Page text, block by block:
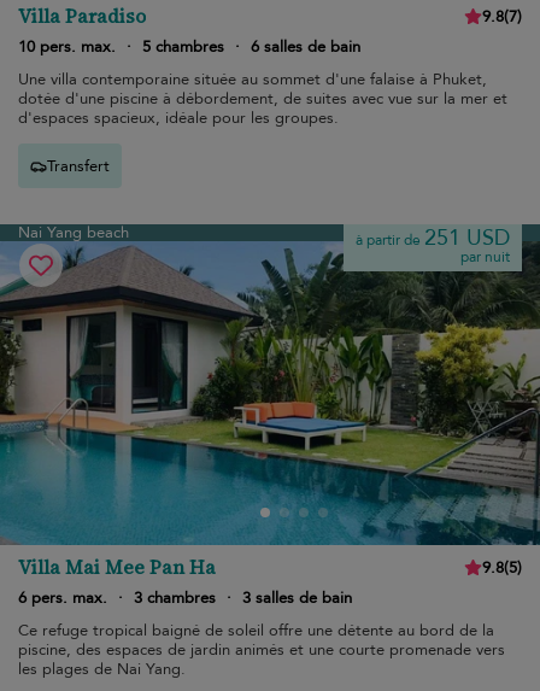
Villa Paradiso 9.8(7)
10 pers. max.
· 5 chambres · 6 salles de bain
Une villa contemporaine située au sommet d'une falaise à Phuket,
dotée d'une piscine à débordement, de suites avec vue sur la mer et
d'espaces spacieux, idéale pour les groupes.
Transfert
Nai Yang beach à partir de 251 USD
par nuit
Villa Mai Mee Pan Ha 9.8(5)
6 pers. max.
· 3 chambres · 3 salles de bain
Ce refuge tropical baigné de soleil offre une détente au bord de la
piscine, des espaces de jardin animés et une courte promenade vers
les plages de Nai Yang.